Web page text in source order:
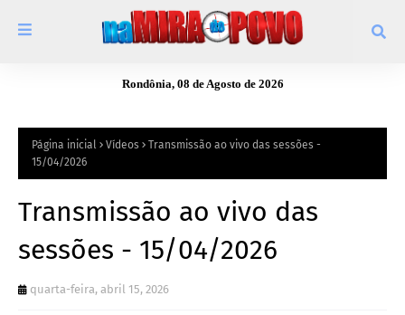
Rondônia, 08 de Agosto de 2026
Página inicial Vídeos
Transmissão ao vivo das sessões -
15/04/2026
Transmissão ao vivo das
sessões - 15/04/2026
quarta-feira, abril 15, 2026